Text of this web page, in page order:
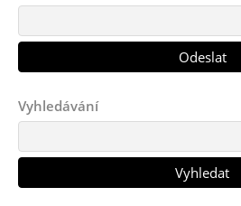
Vyhledávání